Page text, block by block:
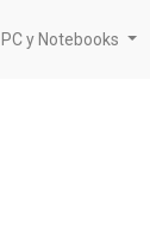
PC y Notebooks